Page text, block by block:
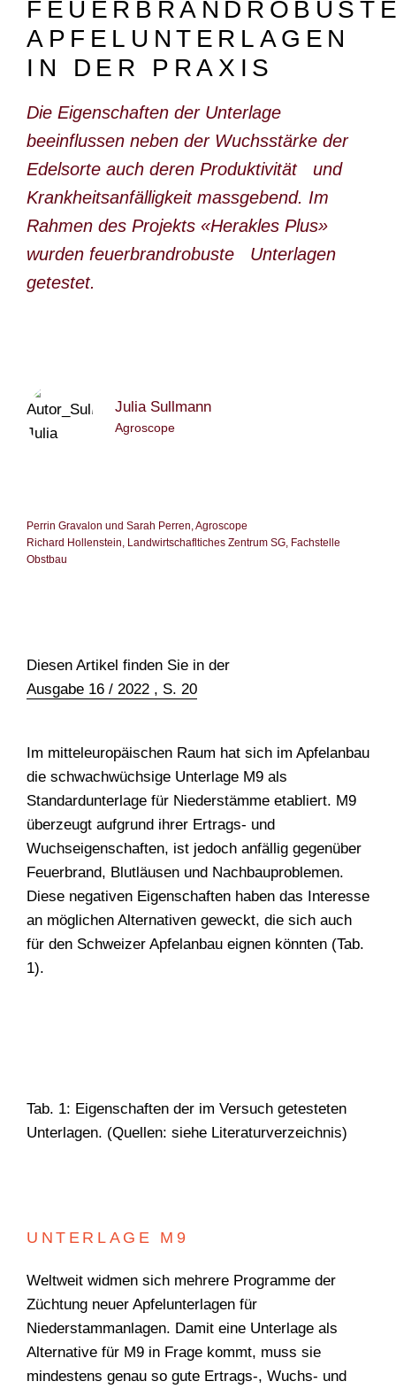
DOKUMENTARFILM
PDF-ARCHIV
INSERATE UND WERBUNG
STELLENMARKT
MARKTPLATZ
BEZUGSQUELLENVERZEICHNIS
TEAM
APFELUNTERLAGEN
IN DER PRAXIS
Die Eigenschaften der Unterlage
beeinflussen neben der Wuchsstärke der
Edelsorte auch deren Produktivität und
Krankheitsanfälligkeit massgebend. Im
Rahmen des Projekts «Herakles Plus»
wurden feuerbrandrobuste Unterlagen
getestet.
Julia Sullmann
Agroscope
Perrin Gravalon und Sarah Perren, Agroscope
Richard Hollenstein, Landwirtschafltiches Zentrum SG, Fachstelle
Obstbau
Diesen Artikel finden Sie in der
Ausgabe 16 / 2022 , S. 20
Im mitteleuropäischen Raum hat sich im Apfelanbau
die schwachwüchsige Unterlage M9 als
Standardunterlage für Niederstämme etabliert. M9
überzeugt aufgrund ihrer Ertrags- und
Wuchseigenschaften, ist jedoch anfällig gegenüber
Feuerbrand, Blutläusen und Nachbauproblemen.
Diese negativen Eigenschaften haben das Interesse
an möglichen Alternativen geweckt, die sich auch
für den Schweizer Apfelanbau eignen könnten (Tab.
1).
Tab. 1: Eigenschaften der im Versuch getesteten
Unterlagen. (Quellen: siehe Literaturverzeichnis)
UNTERLAGE M9
Weltweit widmen sich mehrere Programme der
Züchtung neuer Apfelunterlagen für
Niederstammanlagen. Damit eine Unterlage als
Alternative für M9 in Frage kommt, muss sie
mindestens genau so gute Ertrags-, Wuchs- und
WONACH SUCHEN
SIE?